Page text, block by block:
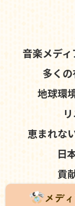
音楽メディ
多くの
地球環
恵まれな
日
貢
メデ